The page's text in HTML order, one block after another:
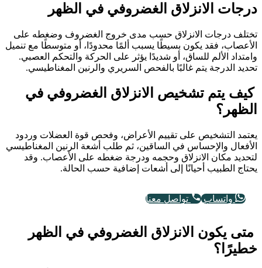
درجات الانزلاق الغضروفي في الظهر
تختلف درجات الانزلاق حسب مدى خروج الغضروف وضغطه على
الأعصاب، فقد يكون بسيطًا يسبب ألمًا محدودًا، أو متوسطًا مع تنميل
وامتداد الألم للساق، أو شديدًا يؤثر على الحركة والتحكم العصبي.
تحديد الدرجة يتم غالبًا بالفحص السريري والرنين المغناطيسي.
كيف يتم تشخيص الانزلاق الغضروفي في
الظهر؟
يعتمد التشخيص على تقييم الأعراض، وفحص قوة العضلات وردود
الأفعال والإحساس في الساقين، ثم طلب أشعة الرنين المغناطيسي
لتحديد مكان الانزلاق وحجمه ودرجة ضغطه على الأعصاب. وقد
يحتاج الطبيب أحيانًا إلى أشعات إضافية حسب الحالة.
واتساب تواصل معنا
متى يكون الانزلاق الغضروفي في الظهر
خطيرًا؟